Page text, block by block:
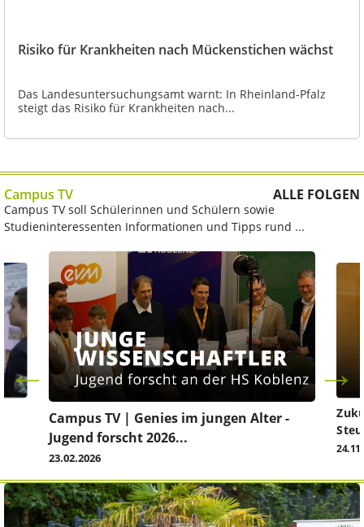
Risiko für Krankheiten nach Mückenstichen wächst
Das Landesuntersuchungsamt warnt: In Rheinland-Pfalz
steigt das Risiko für Krankheiten nach...
Campus TV ALLE FOLGEN
Campus TV soll Schülerinnen und Schülern sowie
Studieninteressenten Informationen und Tipps rund ...
Campus TV | Genies im jungen Alter -
Jugend forscht 2026...
23.02.2026